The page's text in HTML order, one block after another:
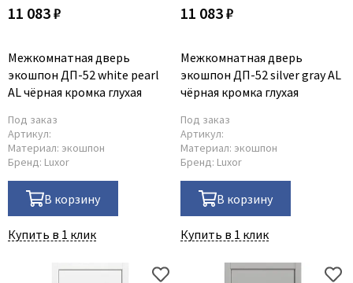
11 083 ₽
Межкомнатная дверь
экошпон ДП-52 white pearl
AL чёрная кромка глухая
Под заказ
Артикул:
Материал: экошпон
Бренд: Luxor
В корзину
Купить в 1 клик
11 083 ₽
Межкомнатная дверь
экошпон ДП-52 silver gray AL
чёрная кромка глухая
Под заказ
Артикул:
Материал: экошпон
Бренд: Luxor
В корзину
Купить в 1 клик